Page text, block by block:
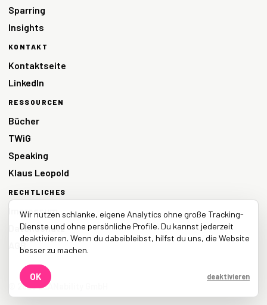
Sparring
Insights
KONTAKT
Kontaktseite
LinkedIn
RESSOURCEN
Bücher
TWiG
Speaking
Klaus Leopold
RECHTLICHES
Impressum
Datenschutz
AGB
© 2026 LEANability GmbH
Wir nutzen schlanke, eigene Analytics ohne große Tracking-
Dienste und ohne persönliche Profile. Du kannst jederzeit
deaktivieren. Wenn du dabeibleibst, hilfst du uns, die Website
besser zu machen.
OK deaktivieren